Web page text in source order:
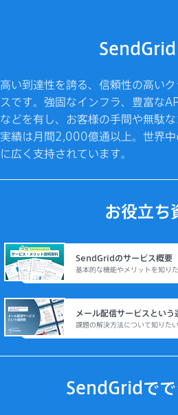
高い到達性を誇る、信頼性の高い
スです。強固なインフラ、豊富な
などを有し、お客様の手間や無駄
実績は月間2,000億通以上。世界
に広く支持されています。
お役立ち
SendGridのサービス概要
基本的な機能やメリットを知り
メール配信サービスという
課題の解決方法について知りた
SendGridでで